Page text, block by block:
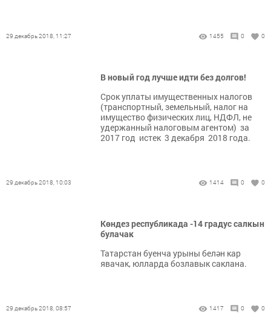
29 декабрь 2018, 11:27 1455 0 0
В новый год лучше идти без долгов!
​​​​​​​Срок уплаты имущественных налогов
(транспортный, земельный, налог на
имущество физических лиц, НДФЛ, не
удержанный налоговым агентом) за
2017 год истек 3 декабря 2018 года.
29 декабрь 2018, 10:03 1414 0 0
Көндез республикада -14 градус салкын
булачак
Татарстан буенча урыны белән кар
явачак, юлларда бозлавык саклана.
29 декабрь 2018, 08:57 1417 0 0